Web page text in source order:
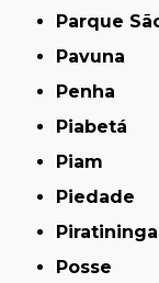
Parque
Pavuna
Penha
Piabetá
Piam
Piedade
Piratininga
Posse